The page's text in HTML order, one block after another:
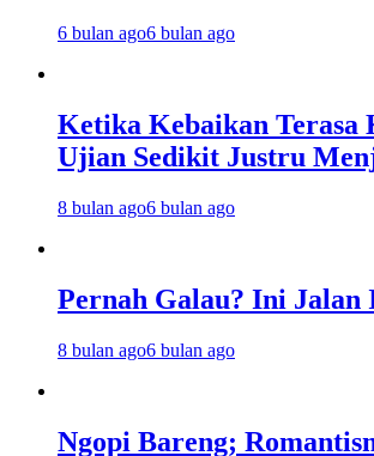
6 bulan ago6 bulan ago
Ketika Kebaikan Terasa
Ujian Sedikit Justru
8 bulan ago6 bulan ago
Pernah Galau? Ini Jalan
8 bulan ago6 bulan ago
Ngopi Bareng;